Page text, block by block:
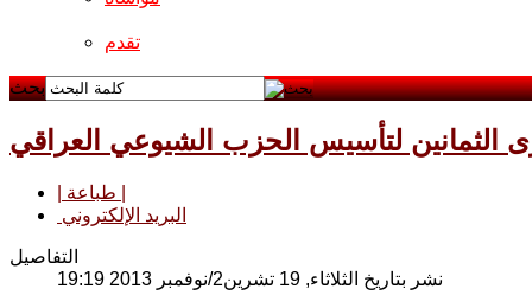
تقدم
بحث
الثمانين لتأسيس الحزب الشيوعي العراقي
البريد الإلكتروني
التفاصيل
نشر بتاريخ الثلاثاء, 19 تشرين2/نوفمبر 2013 19:19